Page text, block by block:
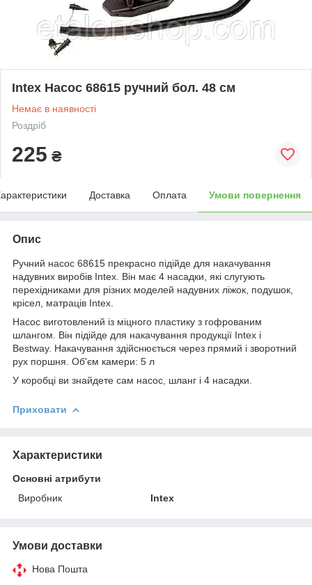
Intex Насос 68615 ручний бол. 48 см
Немає в наявності
Роздріб
225 ₴
Доставка Оплата Умови повернення
Опис
Ручний насос 68615 прекрасно підійде для накачування
надувних виробів Intex. Він має 4 насадки, які слугують
перехідниками для різних моделей надувних ліжок, подушок,
крісел, матраців Intex.
Насос виготовлений із міцного пластику з гофрованим
шлангом. Він підійде для накачування продукції Intex і
Bestway. Накачування здійснюється через прямий і зворотний
рух поршня. Об'єм камери: 5 л
У коробці ви знайдете сам насос, шланг і 4 насадки.
Приховати
Характеристики
Основні атрибути
Виробник
Intex
Умови доставки
Нова Пошта